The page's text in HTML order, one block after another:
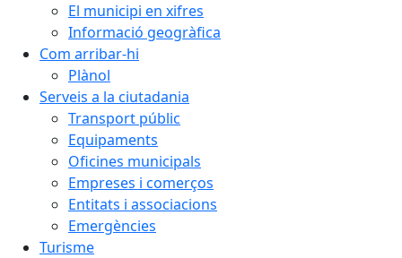
El municipi en xifres
Informació geogràfica
Com arribar-hi
Plànol
Serveis a la ciutadania
Transport públic
Equipaments
Oficines municipals
Empreses i comerços
Entitats i associacions
Emergències
Turisme